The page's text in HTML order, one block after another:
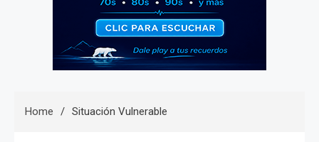
Home Situación Vulnerable